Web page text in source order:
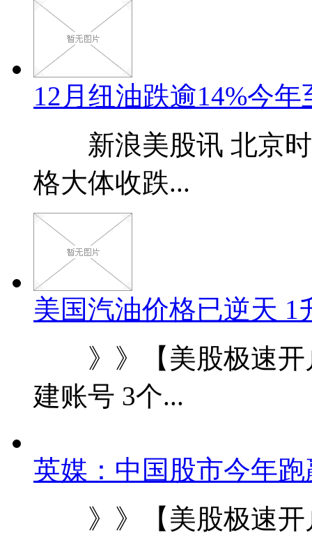
12月纽油跌逾14%今年
新浪美股讯 北京时
格大体收跌...
美国汽油价格已逆天 1
》》【美股极速开
建账号 3个...
英媒：中国股市今年跑
》》【美股极速开